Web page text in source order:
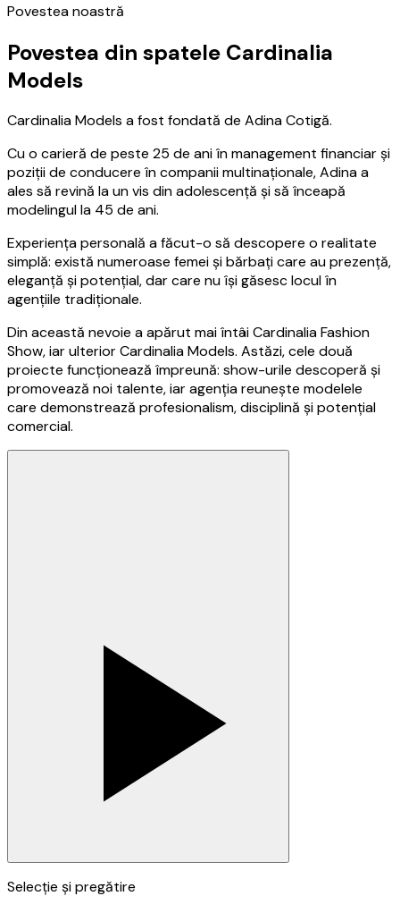
Povestea noastră
Povestea din spatele Cardinalia
Models
Cardinalia Models a fost fondată de Adina Cotigă.
Cu o carieră de peste 25 de ani în management financiar și
poziții de conducere în companii multinaționale, Adina a
ales să revină la un vis din adolescență și să înceapă
modelingul la 45 de ani.
Experiența personală a făcut-o să descopere o realitate
simplă: există numeroase femei și bărbați care au prezență,
eleganță și potențial, dar care nu își găsesc locul în
agențiile tradiționale.
Din această nevoie a apărut mai întâi Cardinalia Fashion
Show, iar ulterior Cardinalia Models. Astăzi, cele două
proiecte funcționează împreună: show-urile descoperă și
promovează noi talente, iar agenția reunește modelele
care demonstrează profesionalism, disciplină și potențial
comercial.
Selecție și pregătire